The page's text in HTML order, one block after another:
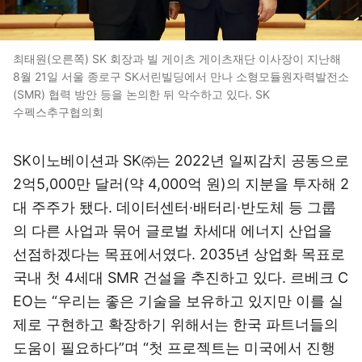
최태원(오른쪽) SK 회장과 빌 게이츠 게이츠재단 이사장이 지난해
8월 21일 서울 종로구 SK서린빌딩에서 만나 소형모듈원자력발전소
(SMR) 협력 방안 등을 논의한 뒤 악수하고 있다. SK
수펙스추구협의회
SK이노베이션과 SK㈜는 2022년 일찌감치 공동으로
2억5,000만 달러(약 4,000억 원)의 지분을 투자해 2
대 주주가 됐다. 데이터센터·배터리·반도체 등 그룹
의 다른 사업과 묶어 글로벌 차세대 에너지 산업을
선점하겠다는 목표에서였다. 2035년 상업화 목표로
국내 첫 4세대 SMR 건설을 추진하고 있다. 르베크 C
EO는 “우리는 좋은 기술을 보유하고 있지만 이를 실
제로 구현하고 확장하기 위해서는 한국 파트너들의
도움이 필요하다”며 “첫 프로젝트는 미국에서 진행